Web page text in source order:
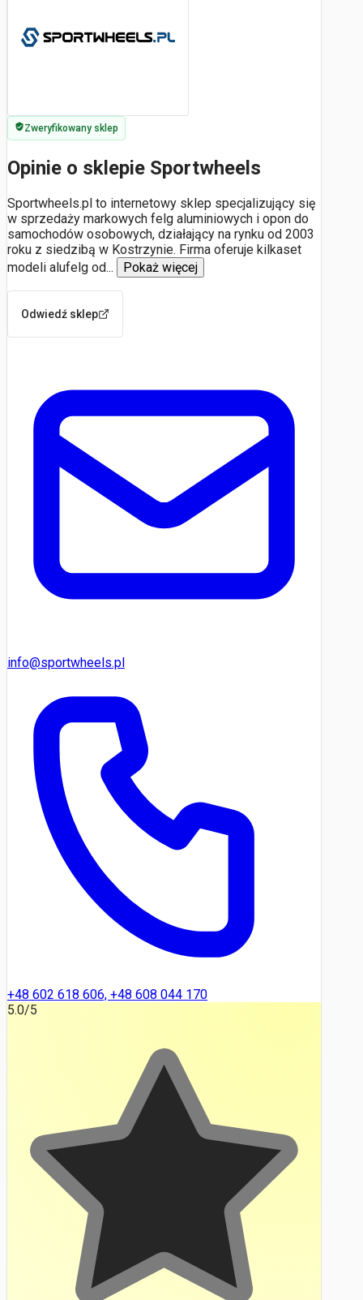
Zweryfikowany sklep
Opinie o sklepie Sportwheels
Sportwheels.pl to internetowy sklep specjalizujący się
w sprzedaży markowych felg aluminiowych i opon do
samochodów osobowych, działający na rynku od 2003
roku z siedzibą w Kostrzynie. Firma oferuje kilkaset
modeli alufelg od... Pokaż więcej
Odwiedź sklep
info@sportwheels.pl
+48 602 618 606, +48 608 044 170
5.0/5